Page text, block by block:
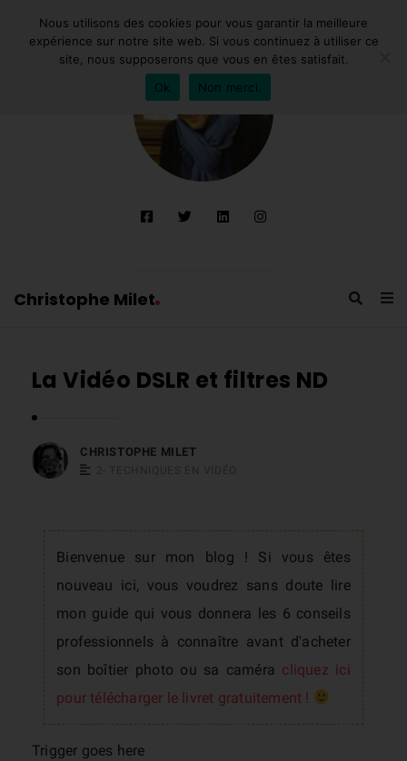
Christophe Milet
La Vidéo DSLR et filtres ND
CHRISTOPHE MILET
Bienvenue sur mon blog ! Si vous êtes
nouveau ici, vous voudrez sans doute lire
mon guide qui vous donnera les 6 conseils
professionnels à connaître avant d'acheter
son boîtier photo ou sa caméra cliquez ici
pour télécharger le livret gratuitement !
Trigger goes here
Nous utilisons des cookies pour vous garantir la meilleure
expérience sur notre site web. Si vous continuez à utiliser ce
site, nous supposerons que vous en êtes satisfait.
Ok
Non merci.